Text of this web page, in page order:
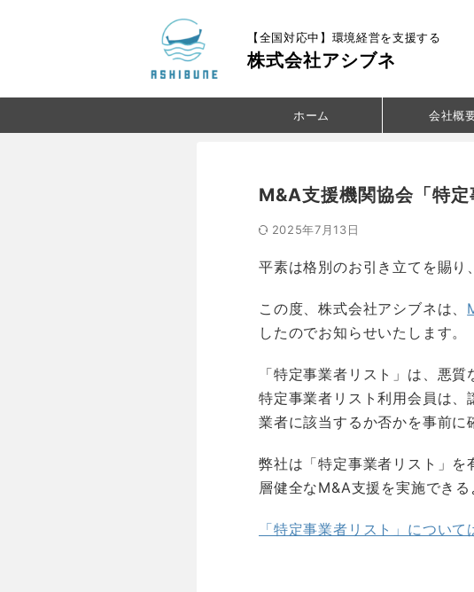
【全国対応中】環境経営を支援する
株式会社アシブネ
ホーム 会社概
M&A支援機関協会「特
2025年7月13日
平素は格別のお引き立てを賜り
この度、株式会社アシブネは、
したのでお知らせいたします。
「特定事業者リスト」は、悪
特定事業者リスト利用会員は
業者に該当するか否かを事前に
弊社は「特定事業者リスト」
層健全なM&A支援を実施できる
「特定事業者リスト」につい